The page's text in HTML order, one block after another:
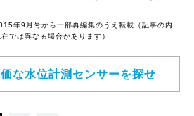
年9月号から一部再編集のうえ転載（記事の内
では異なる場合があります）
な水位計測センサーを探せ